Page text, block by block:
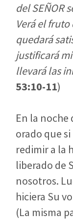
del SEÑOR
Verá el
quedará
justificará
llevará las
53:10-11)
En la noche
orado que
redimir a la
liberado de
nosotros.
hiciera Su
(La misma